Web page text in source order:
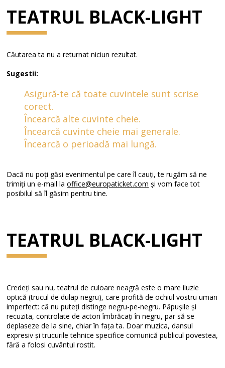
TEATRUL BLACK-LIGHT
Căutarea ta nu a returnat niciun rezultat.
Sugestii:
Asigură-te că toate cuvintele sunt scrise
corect.
Încearcă alte cuvinte cheie.
Încearcă cuvinte cheie mai generale.
Încearcă o perioadă mai lungă.
Dacă nu poți găsi evenimentul pe care îl cauți, te rugăm să ne
trimiți un e-mail laoffice@europaticket.com și vom face tot
posibilul să îl găsim pentru tine.
TEATRUL BLACK-LIGHT
Credeți sau nu, teatrul de culoare neagră este o mare iluzie
optică (trucul de dulap negru), care profită de ochiul vostru uman
imperfect: că nu puteți distinge negru-pe-negru. Păpușile și
recuzita, controlate de actori îmbrăcați în negru, par să se
deplaseze de la sine, chiar în fața ta. Doar muzica, dansul
expresiv și trucurile tehnice specifice comunică publicul povestea,
fără a folosi cuvântul rostit.